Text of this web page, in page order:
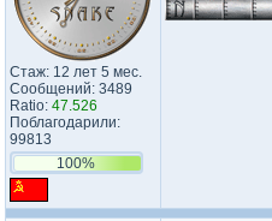
Стаж: 12 лет 5 мес.
Сообщений: 3489
Ratio: 47.526
Поблагодарили:
99813
100%